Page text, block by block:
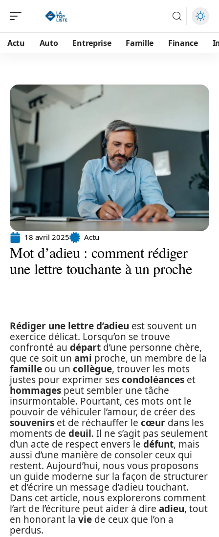
Actu Auto Entreprise Famille Finance
18 avril 2025 Actu
Mot d’adieu : comment rédiger
une lettre touchante à un proche
Rédiger une lettre d’adieu est souvent un
exercice délicat. Lorsqu’on se trouve
confronté au départ d’une personne chère,
que ce soit un ami proche, un membre de la
famille ou un collègue, trouver les mots
justes pour exprimer sescondoléances et
hommages peut sembler une tâche
insurmontable. Pourtant, ces mots ont le
pouvoir de véhiculer l’amour, de créer des
souvenirs et de réchauffer le cœur dans les
moments de deuil. Il ne s’agit pas seulement
d’un acte de respect envers le défunt, mais
aussi d’une manière de consoler ceux qui
restent. Aujourd’hui, nous vous proposons
un guide moderne sur la façon de structurer
et d’écrire un message d’adieu touchant.
Dans cet article, nous explorerons comment
l’art de l’écriture peut aider à dire adieu, tout
en honorant la vie de ceux que l’on a
perdus.